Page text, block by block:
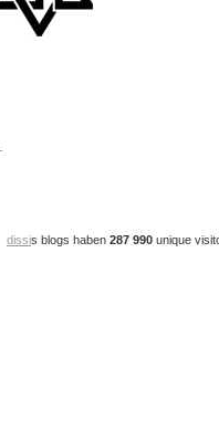
dissis blogs haben 287 990 unique